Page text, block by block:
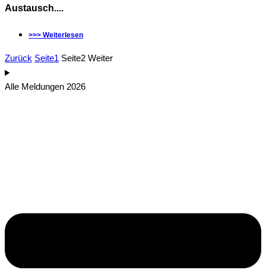
Austausch....
>>> Weiterlesen
Zurück Seite1 Seite2 Weiter
Alle Meldungen 2026